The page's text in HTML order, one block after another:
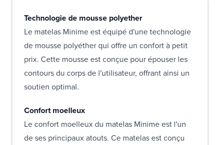
Technologie de mousse polyether
Le matelas Minime est équipé d'une technologie
de mousse polyéther qui offre un confort à petit
prix. Cette mousse est conçue pour épouser les
contours du corps de l'utilisateur, offrant ainsi un
soutien optimal.
Confort moelleux
Le confort moelleux du matelas Minime est l'un
de ses principaux atouts. Ce matelas est conçu